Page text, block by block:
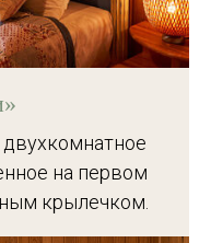
на первом
крылечком.